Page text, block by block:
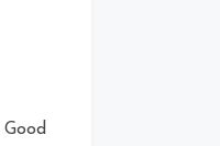
Good